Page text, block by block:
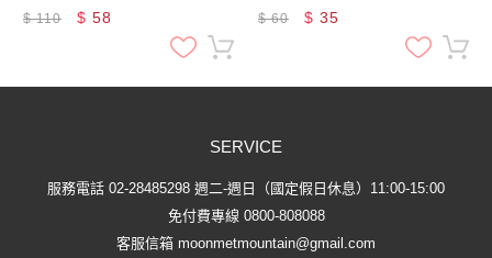
$110 $ 58 $60 $ 35
SERVICE
服務電話 02-28485298 週二-週日（國定假日休息）11:00-15:00
免付費專線 0800-808088
客服信箱 moonmetmountain@gmail.com